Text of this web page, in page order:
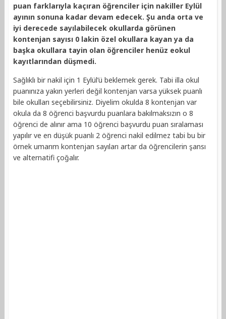
puan farklarıyla kaçıran öğrenciler için nakiller Eylül
ayının sonuna kadar devam edecek. Şu anda orta ve
iyi derecede sayılabilecek okullarda görünen
kontenjan sayısı 0 lakin özel okullara kayan ya da
başka okullara tayin olan öğrenciler henüz eokul
kayıtlarından düşmedi.
Sağlıklı bir nakil için 1 Eylül’ü beklemek gerek. Tabi illa okul
puanınıza yakın yerleri değil kontenjan varsa yüksek puanlı
bile okulları seçebilirsiniz. Diyelim okulda 8 kontenjan var
okula da 8 öğrenci başvurdu puanlara bakılmaksızın o 8
öğrenci de alınır ama 10 öğrenci başvurdu puan sıralaması
yapılır ve en düşük puanlı 2 öğrenci nakil edilmez tabi bu bir
örnek umarım kontenjan sayıları artar da öğrencilerin şansı
ve alternatifi çoğalır.